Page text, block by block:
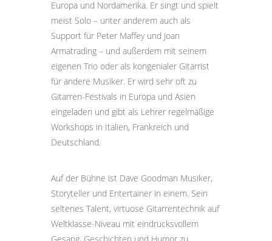
Europa und Nordamerika. Er singt und spielt
meist Solo – unter anderem auch als
Support für Peter Maffey und Joan
Armatrading – und außerdem mit seinem
eigenen Trio oder als kongenialer Gitarrist
für andere Musiker. Er wird sehr oft zu
Gitarren-Festivals in Europa und Asien
eingeladen und gibt als Lehrer regelmäßige
Workshops in Italien, Frankreich und
Deutschland.
Auf der Bühne ist Dave Goodman Musiker,
Storyteller und Entertainer in einem. Sein
seltenes Talent, virtuose Gitarrentechnik auf
Weltklasse-Niveau mit eindrucksvollem